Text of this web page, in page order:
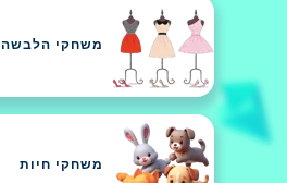
משחקי הלבשה
משחקי חיות